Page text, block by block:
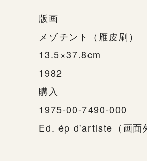
版画
メゾチント（雁皮刷）
13.5×37.8cm
1982
購入
1975-00-7490-000
Ed. ép d'artiste（画面